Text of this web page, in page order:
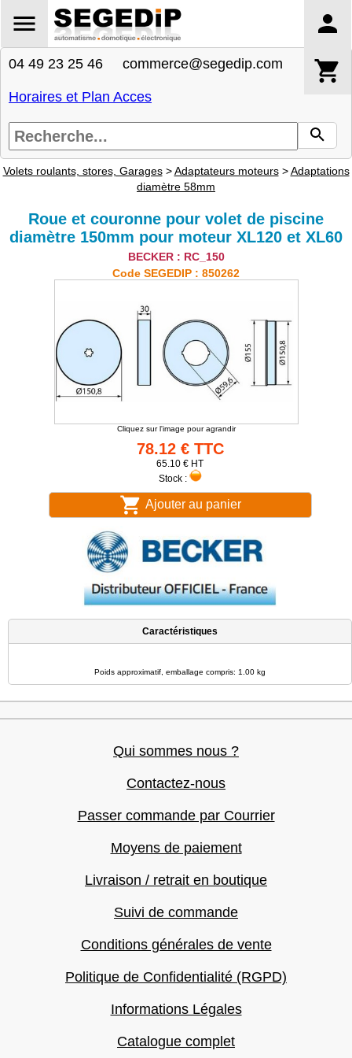
04 49 23 25 46 commerce@segedip.com
Horaires et Plan Acces
Volets roulants, stores, Garages>Adaptateurs moteurs>Adaptations
diamètre 58mm
Roue et couronne pour volet de piscine
diamètre 150mm pour moteur XL120 et XL60
BECKER : RC_150
Code SEGEDIP : 850262
Cliquez sur l'image pour agrandir
78.12 € TTC
65.10 € HT
Stock :
Ajouter au panier
Caractéristiques
Poids approximatif, emballage compris: 1.00 kg
Qui sommes nous ?
Contactez-nous
Passer commande par Courrier
Moyens de paiement
Livraison / retrait en boutique
Suivi de commande
Conditions générales de vente
Politique de Confidentialité (RGPD)
Informations Légales
Catalogue complet